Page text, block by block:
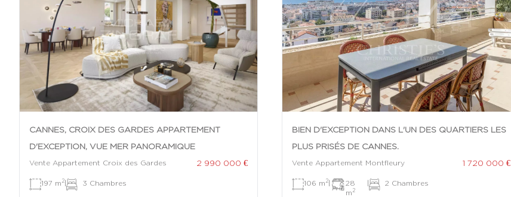
CANNES, CROIX DES GARDES APPARTEMENT
D'EXCEPTION, VUE MER PANORAMIQUE
Vente Appartement Croix des Gardes 2 990 000 €
197 m 2| 3 Chambres
BIEN D'EXCEPTION DANS L'UN DES QUARTIERS LES
PLUS PRISÉS DE CANNES.
Vente Appartement Montfleury 1 720 000 €
106 m 2|
28
m 2
| 2 Chambres